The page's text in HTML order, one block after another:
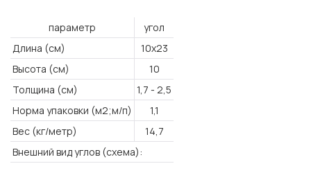
параметр
угол
Длина (см)
10х23
Высота (см)
10
Толщина (см)
1,7 - 2,5
Норма упаковки (м2;м/п)
1,1
Вес (кг/метр)
14,7
Внешний вид углов (схема):